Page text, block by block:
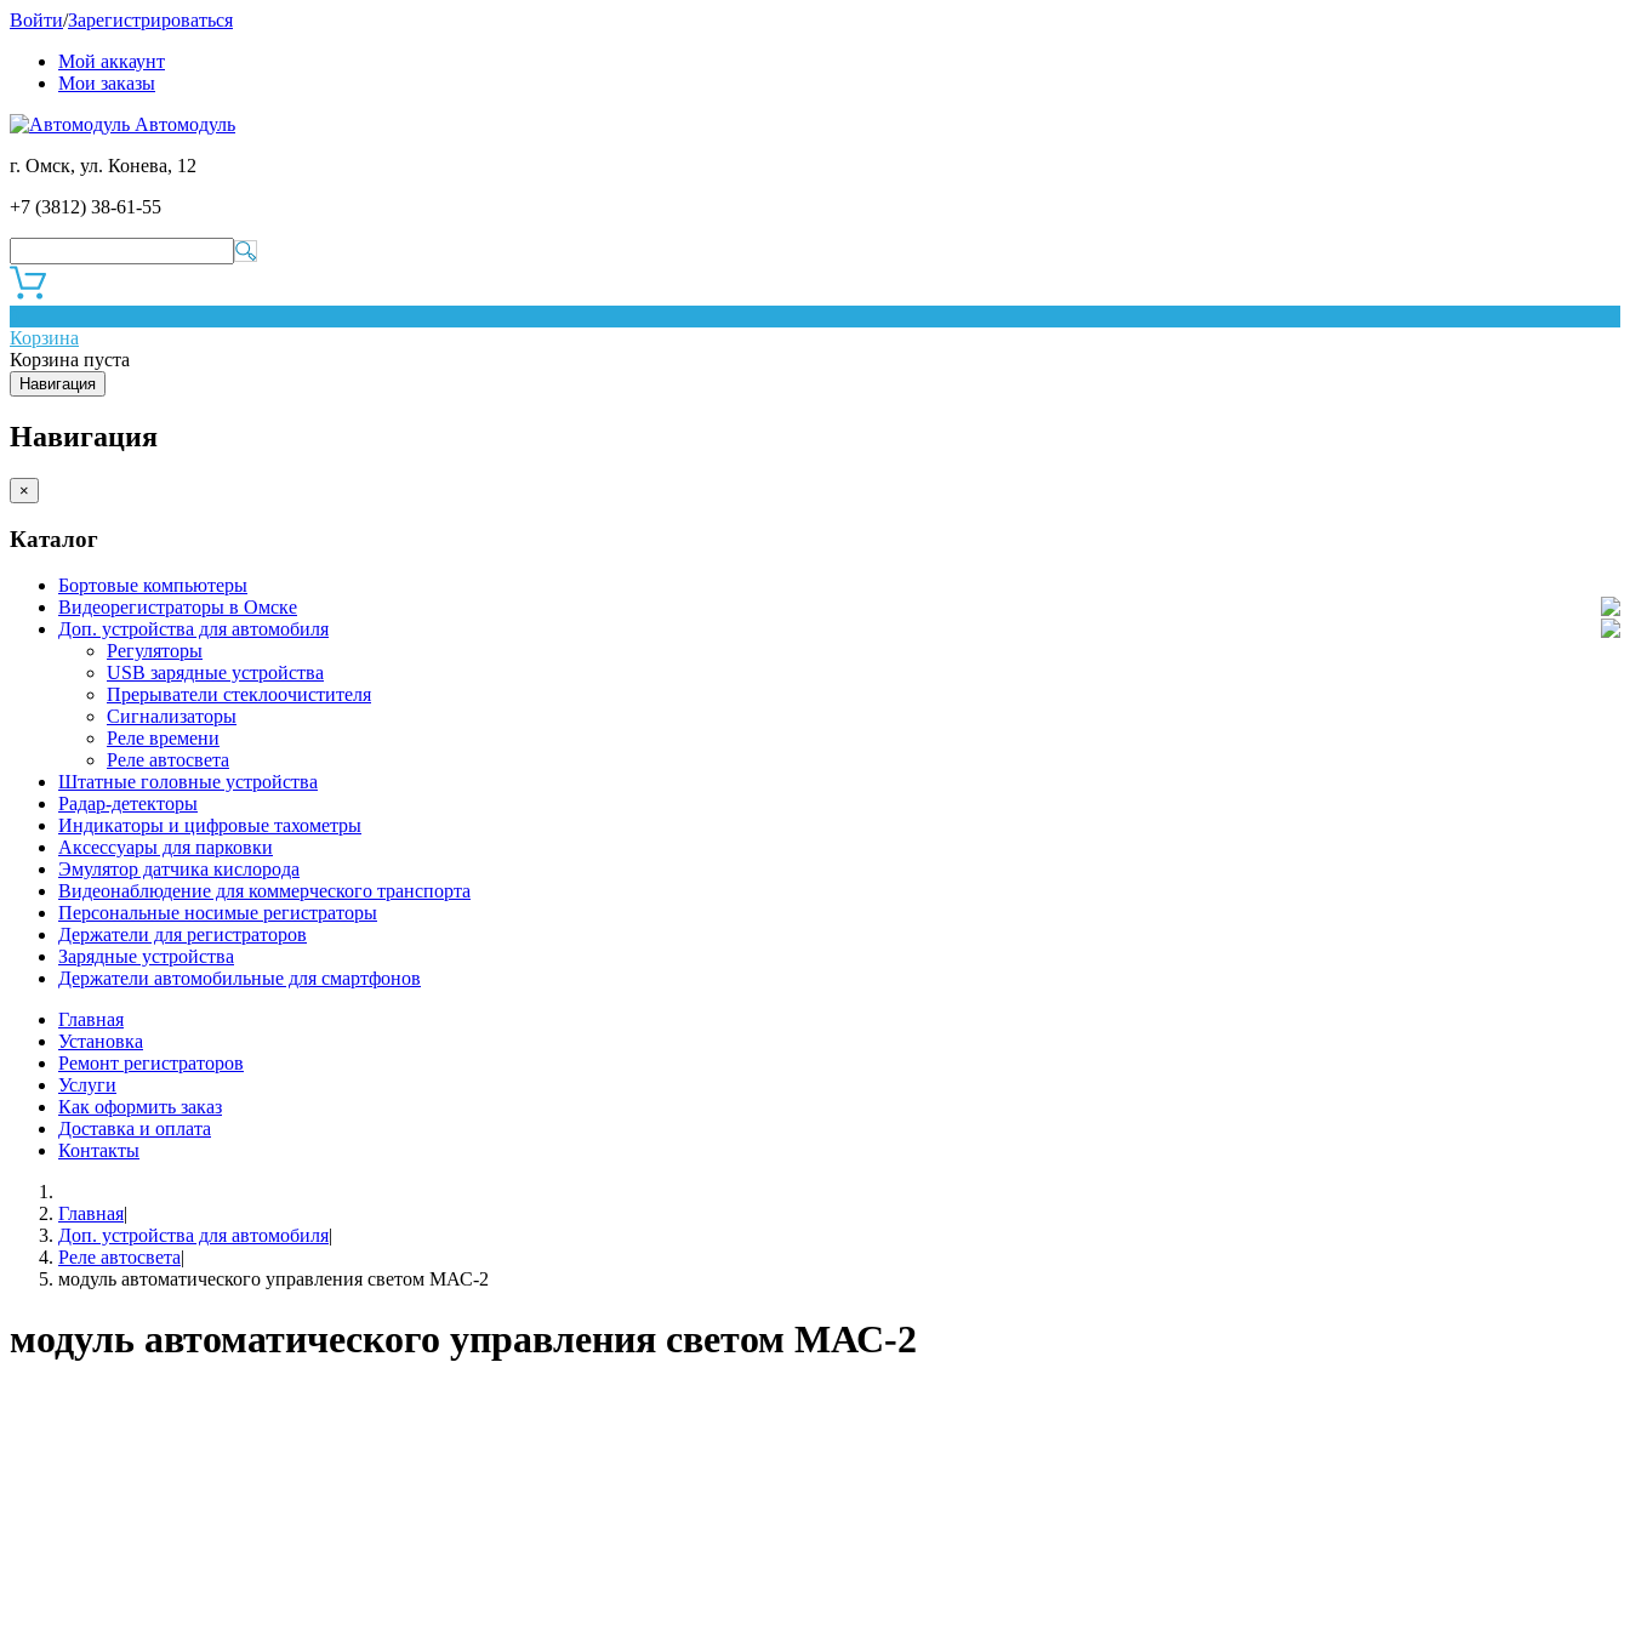
Войти/Зарегистрироваться
Мой аккаунт
Мои заказы
Автомодуль
г. Омск, ул. Конева, 12
+7 (3812) 38-61-55
Корзина
Корзина пуста
Навигация
Навигация
×
Каталог
Бортовые компьютеры
Видеорегистраторы в Омске
Доп. устройства для автомобиля
Регуляторы
USB зарядные устройства
Прерыватели стеклоочистителя
Сигнализаторы
Реле времени
Реле автосвета
Штатные головные устройства
Радар-детекторы
Индикаторы и цифровые тахометры
Аксессуары для парковки
Эмулятор датчика кислорода
Видеонаблюдение для коммерческого транспорта
Персональные носимые регистраторы
Держатели для регистраторов
Зарядные устройства
Держатели автомобильные для смартфонов
Главная
Установка
Ремонт регистраторов
Услуги
Как оформить заказ
Доставка и оплата
Контакты
Главная|
Доп. устройства для автомобиля|
Реле автосвета|
модуль автоматического управления светом МАС-2
модуль автоматического управления светом МАС-2